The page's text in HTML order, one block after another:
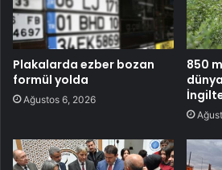
Plakalarda ezber bozan
formül yolda
Ağustos 6, 2026
850